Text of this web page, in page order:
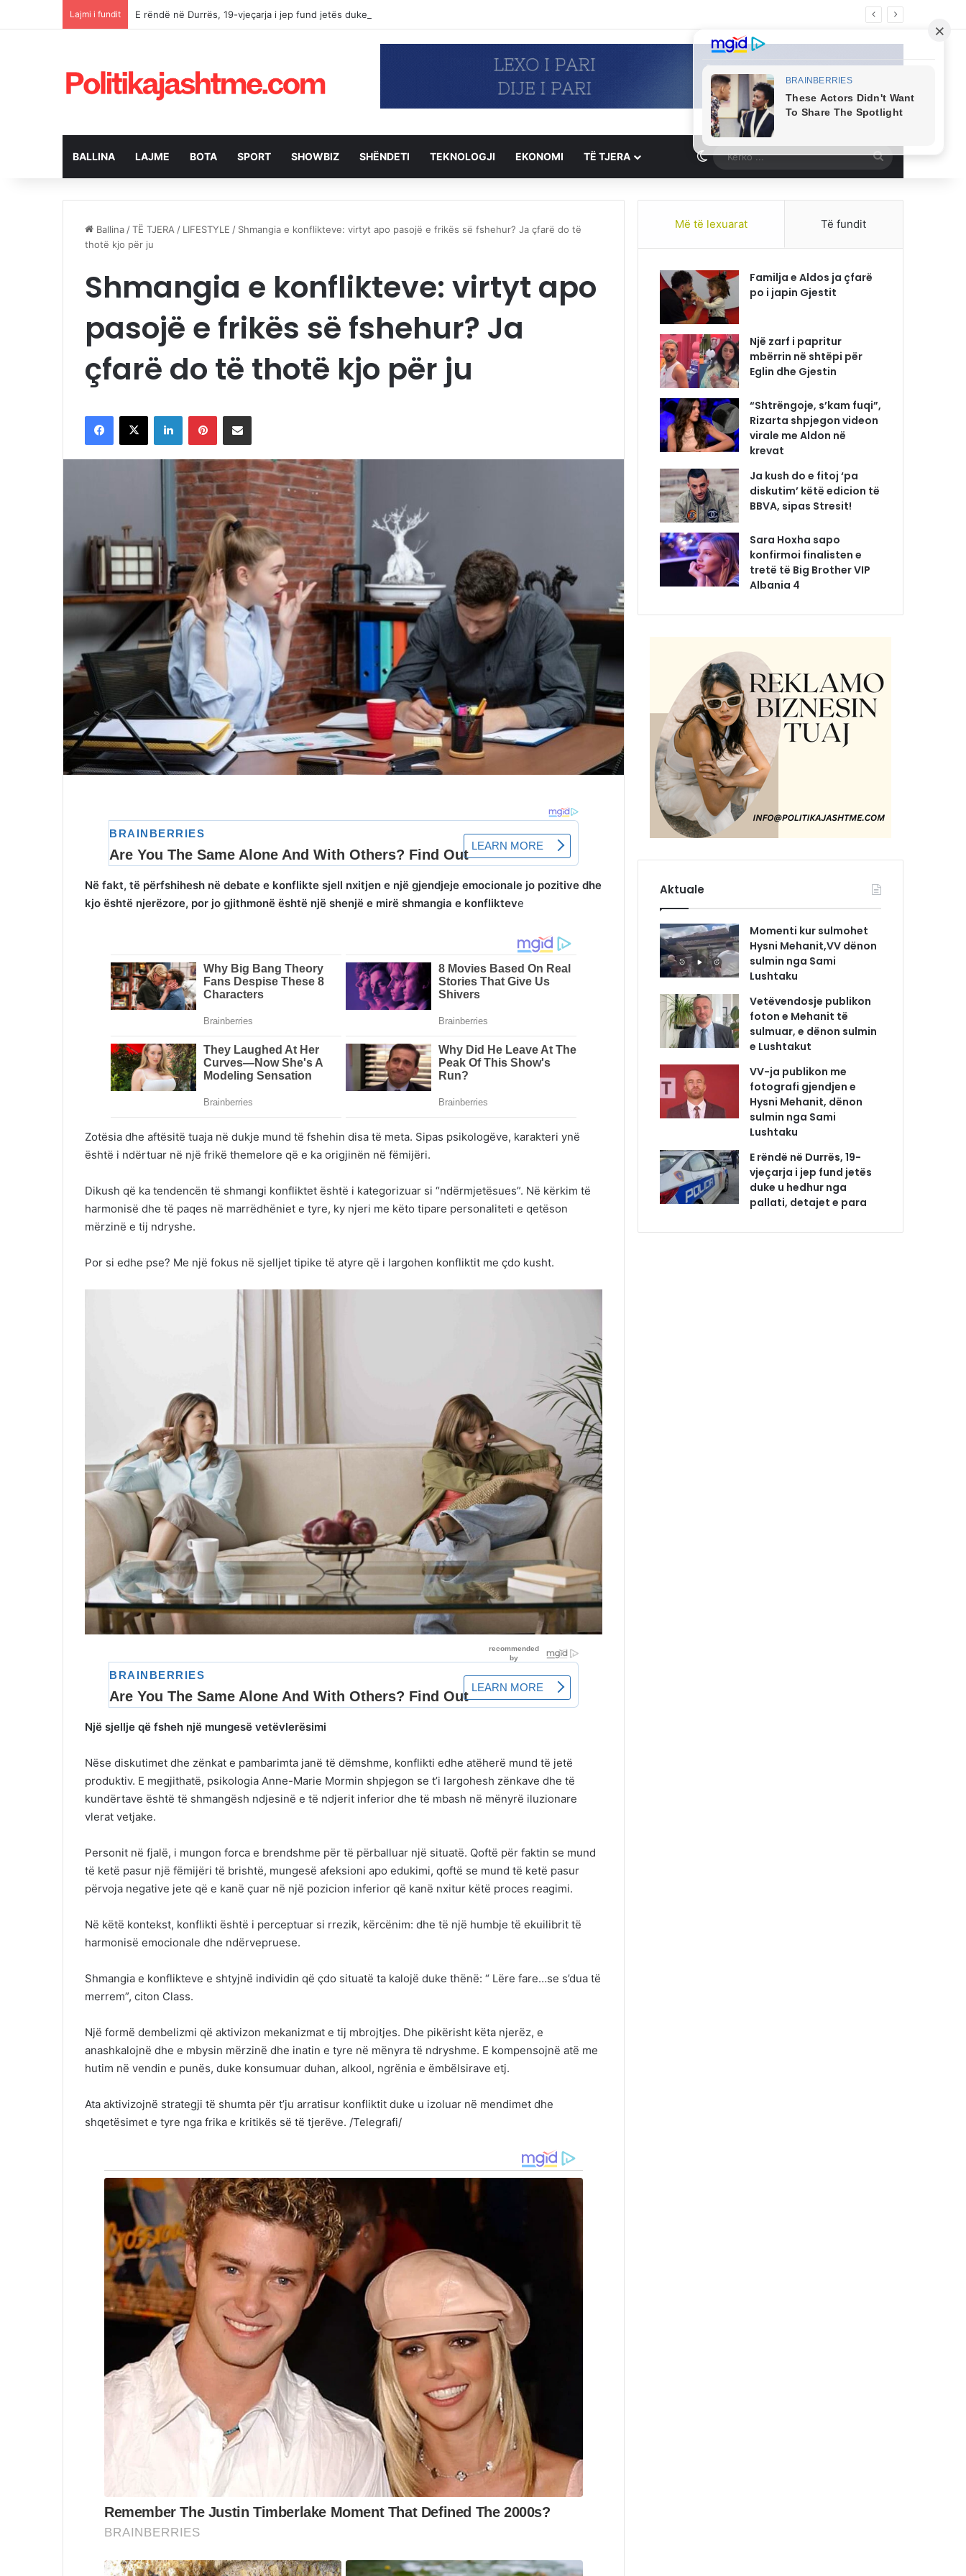
Lajmi i fundit E rëndë në Durrës, 19-vjeçarja i jep fund jetës duke u hedhur nga pallati, detajet e para
BALLINA LAJME BOTA SPORT SHOWBIZ SHËNDETI TEKNOLOGJI EKONOMI TË TJERA Switch skin
Kërko
...
Ballina /TË TJERA / LIFESTYLE / Shmangia e konflikteve: virtyt apo pasojë e frikës së fshehur? Ja çfarë do të
thotë kjo për ju
Shmangia e konflikteve: virtyt apo
pasojë e frikës së fshehur? Ja
çfarë do të thotë kjo për ju
Facebook
X LinkedInPinterestShpërndaje me email
Në fakt, të përfshihesh në debate e konflikte sjell nxitjen e një gjendjeje emocionale jo pozitive dhe
kjo është njerëzore, por jo gjithmonë është një shenjë e mirë shmangia e konflikteve
Zotësia dhe aftësitë tuaja në dukje mund të fshehin disa të meta. Sipas psikologëve, karakteri ynë
është i ndërtuar në një frikë themelore që e ka origjinën në fëmijëri.
Dikush që ka tendencën të shmangi konfliktet është i kategorizuar si “ndërmjetësues”. Në kërkim të
harmonisë dhe të paqes në marrëdhëniet e tyre, ky njeri me këto tipare personaliteti e qetëson
mërzinë e tij ndryshe.
Por si edhe pse? Me një fokus në sjelljet tipike të atyre që i largohen konfliktit me çdo kusht.
Një sjellje që fsheh një mungesë vetëvlerësimi
Nëse diskutimet dhe zënkat e pambarimta janë të dëmshme, konflikti edhe atëherë mund të jetë
produktiv. E megjithatë, psikologia Anne-Marie Mormin shpjegon se t’i largohesh zënkave dhe të
kundërtave është të shmangësh ndjesinë e të ndjerit inferior dhe të mbash në mënyrë iluzionare
vlerat vetjake.
Personit në fjalë, i mungon forca e brendshme për të përballuar një situatë. Qoftë për faktin se mund
të ketë pasur një fëmijëri të brishtë, mungesë afeksioni apo edukimi, qoftë se mund të ketë pasur
përvoja negative jete që e kanë çuar në një pozicion inferior që kanë nxitur këtë proces reagimi.
Në këtë kontekst, konflikti është i perceptuar si rrezik, kërcënim: dhe të një humbje të ekuilibrit të
harmonisë emocionale dhe ndërvepruese.
Shmangia e konflikteve e shtyjnë individin që çdo situatë ta kalojë duke thënë: “ Lëre fare…se s’dua të
merrem”, citon Class.
Një formë dembelizmi që aktivizon mekanizmat e tij mbrojtjes. Dhe pikërisht këta njerëz, e
anashkalojnë dhe e mbysin mërzinë dhe inatin e tyre në mënyra të ndryshme. E kompensojnë atë me
hutim në vendin e punës, duke konsumuar duhan, alkool, ngrënia e ëmbëlsirave etj.
Ata aktivizojnë strategji të shumta për t’ju arratisur konfliktit duke u izoluar në mendimet dhe
shqetësimet e tyre nga frika e kritikës së të tjerëve. /Telegrafi/
Më të lexuarat Të fundit
Familja e Aldos ja çfarë
po i japin Gjestit
Një zarf i papritur
mbërrin në shtëpi për
Eglin dhe Gjestin
“Shtrëngoje, s’kam fuqi”,
Rizarta shpjegon videon
virale me Aldon në
krevat
Ja kush do e fitoj ‘pa
diskutim’ këtë edicion të
BBVA, sipas Stresit!
Sara Hoxha sapo
konfirmoi finalisten e
tretë të Big Brother VIP
Albania 4
Aktuale
Momenti kur sulmohet
Hysni Mehanit,VV dënon
sulmin nga Sami
Lushtaku
Vetëvendosje publikon
foton e Mehanit të
sulmuar, e dënon sulmin
e Lushtakut
VV-ja publikon me
fotografi gjendjen e
Hysni Mehanit, dënon
sulmin nga Sami
Lushtaku
E rëndë në Durrës, 19-
vjeçarja i jep fund jetës
duke u hedhur nga
pallati, detajet e para